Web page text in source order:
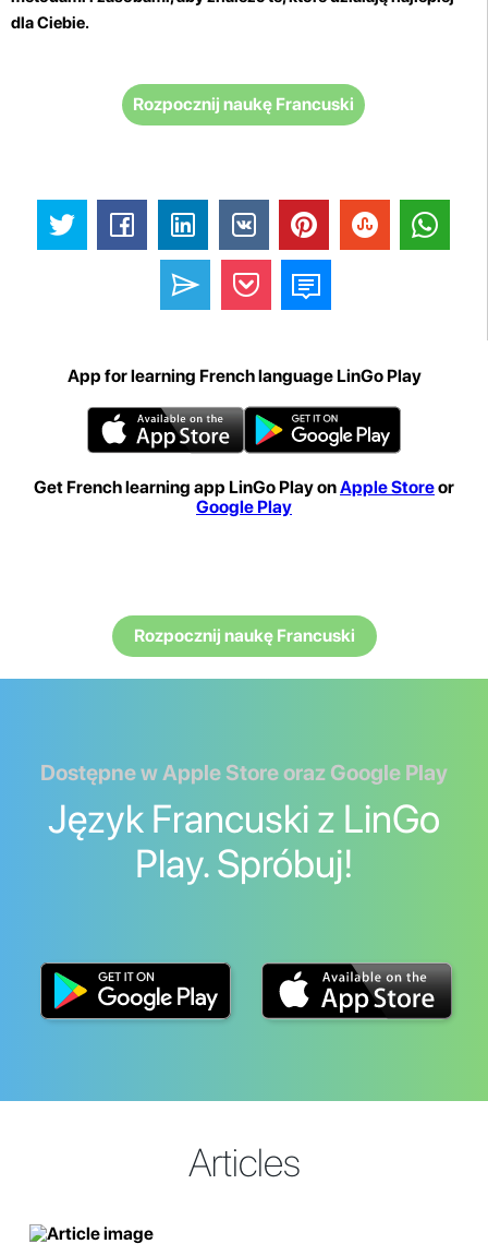
dla Ciebie.
Rozpocznij naukę Francuski
App for learning French language LinGo Play
Get French learning app LinGo Play onApple Storeor
Google Play
Rozpocznij naukę Francuski
Dostępne w Apple Store oraz Google Play
Język Francuski z LinGo
Play. Spróbuj!
Articles